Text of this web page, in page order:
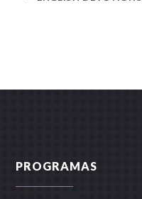
PROGRAMAS